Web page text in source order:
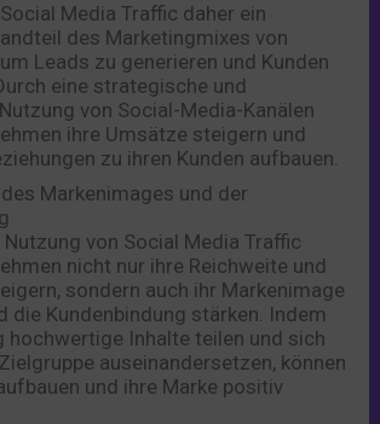
Media Traffic daher ein
des Marketingmixes von
Leads zu generieren und Kunden
eine strategische und
von Social-Media-Kanälen
ihre Umsätze steigern und
zu ihren Kunden aufbauen.
Markenimages und der
von Social Media Traffic
nicht nur ihre Reichweite und
sondern auch ihr Markenimage
die Kundenbindung stärken. Indem
hochwertige Inhalte teilen und sich
auseinandersetzen, können
und ihre Marke positiv